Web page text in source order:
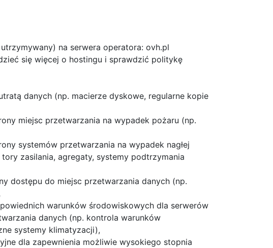
na serwera operatora: ovh.pl
się więcej o hostingu i sprawdzić politykę
danych (np. macierze dyskowe, regularne kopie
miejsc przetwarzania na wypadek pożaru (np.
systemów przetwarzania na wypadek nagłej
zasilania, agregaty, systemy podtrzymania
dostępu do miejsc przetwarzania danych (np.
warunków środowiskowych dla serwerów
danych (np. kontrola warunków
systemy klimatyzacji),
dla zapewnienia możliwie wysokiego stopnia